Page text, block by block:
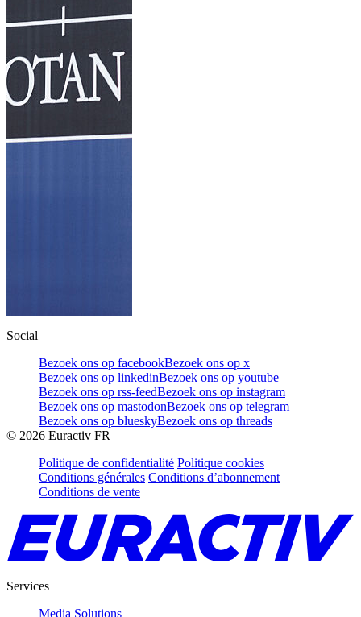
Social
Bezoek ons op facebookBezoek ons op x
Bezoek ons op linkedinBezoek ons op youtube
Bezoek ons op rss-feedBezoek ons op instagram
Bezoek ons op mastodonBezoek ons op telegram
Bezoek ons op blueskyBezoek ons op threads
© 2026 Euractiv FR
Politique de confidentialité Politique cookies
Conditions générales Conditions d’abonnement
Conditions de vente
Services
Media Solutions